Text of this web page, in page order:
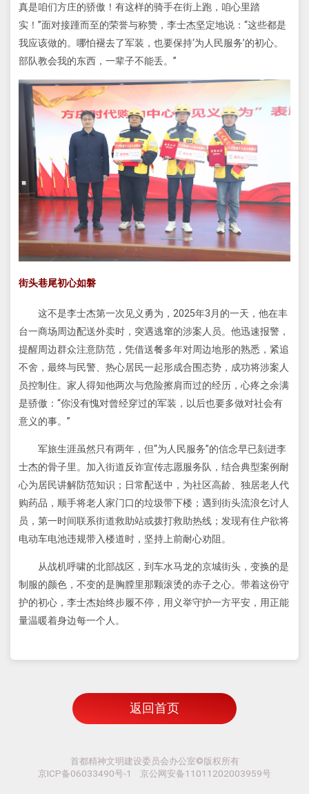
真是咱们方庄的骄傲！有这样的骑手在街上跑，咱心里踏
实！”面对接踵而至的荣誉与称赞，李士杰坚定地说：“这些都是
我应该做的。哪怕褪去了军装，也要保持‘为人民服务’的初心。
部队教会我的东西，一辈子不能丢。”
街头巷尾初心如磐
这不是李士杰第一次见义勇为，2025年3月的一天，他在丰
台一商场周边配送外卖时，突遇逃窜的涉案人员。他迅速报警，
提醒周边群众注意防范，凭借送餐多年对周边地形的熟悉，紧追
不舍，最终与民警、热心居民一起形成合围态势，成功将涉案人
员控制住。家人得知他两次与危险擦肩而过的经历，心疼之余满
是骄傲：“你没有愧对曾经穿过的军装，以后也要多做对社会有
意义的事。”
军旅生涯虽然只有两年，但“为人民服务”的信念早已刻进李
士杰的骨子里。加入街道反诈宣传志愿服务队，结合典型案例耐
心为居民讲解防范知识；日常配送中，为社区高龄、独居老人代
购药品，顺手将老人家门口的垃圾带下楼；遇到街头流浪乞讨人
员，第一时间联系街道救助站或拨打救助热线；发现有住户欲将
电动车电池违规带入楼道时，坚持上前耐心劝阻。
从战机呼啸的北部战区，到车水马龙的京城街头，变换的是
制服的颜色，不变的是胸膛里那颗滚烫的赤子之心。带着这份守
护的初心，李士杰始终步履不停，用义举守护一方平安，用正能
量温暖着身边每一个人。
返回首页
首都精神文明建设委员会办公室©版权所有
京ICP备06033490号-1 京公网安备11011202003959号